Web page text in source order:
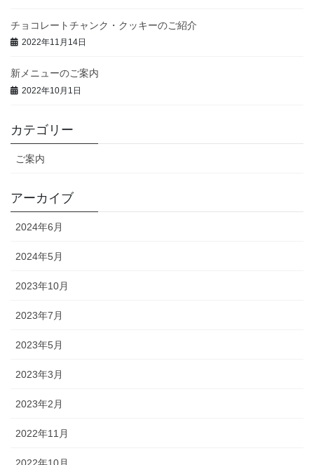
チョコレートチャンク・クッキーのご紹介
2022年11月14日
新メニューのご案内
2022年10月1日
カテゴリー
ご案内
アーカイブ
2024年6月
2024年5月
2023年10月
2023年7月
2023年5月
2023年3月
2023年2月
2022年11月